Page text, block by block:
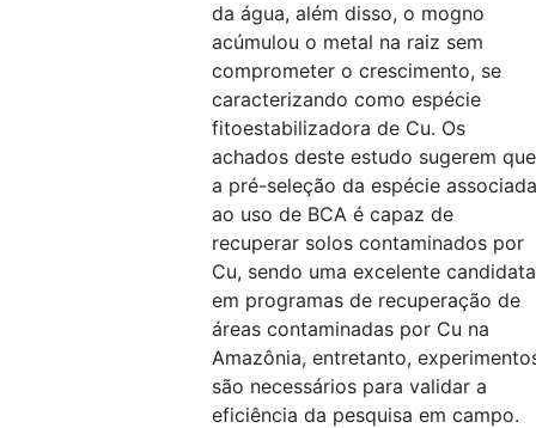
da água, além disso, o mogno
acúmulou o metal na raiz sem
comprometer o crescimento, se
caracterizando como espécie
fitoestabilizadora de Cu. Os
achados deste estudo sugerem que
a pré-seleção da espécie associada
ao uso de BCA é capaz de
recuperar solos contaminados por
Cu, sendo uma excelente candidata
em programas de recuperação de
áreas contaminadas por Cu na
Amazônia, entretanto,
são necessários para validar a
eficiência da pesquisa em campo.